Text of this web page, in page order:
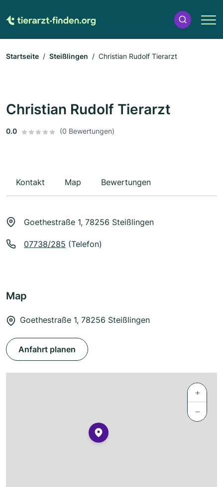
Startseite Steißlingen Christian Rudolf Tierarzt
Christian Rudolf Tierarzt
0.0 (0 Bewertungen)
Kontakt Map Bewertungen
Goethestraße 1, 78256 Steißlingen
07738/285 (Telefon)
Map
Goethestraße 1, 78256 Steißlingen
Anfahrt planen
+
−